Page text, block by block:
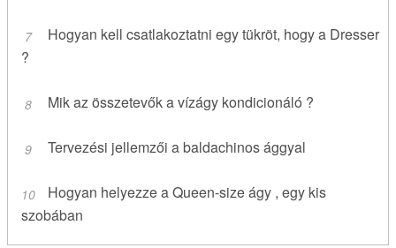
Hogyan kell csatlakoztatni egy tükröt, hogy a Dresser
?
Mik az összetevők a vízágy kondicionáló ?
Tervezési jellemzői a baldachinos ággyal
Hogyan helyezze a Queen-size ágy , egy kis
szobában